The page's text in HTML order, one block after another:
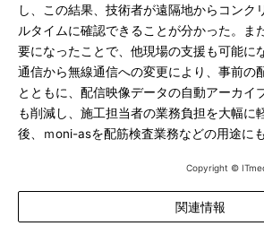
し、この結果、技術者が遠隔地からコンク
ルタイムに確認できることが分かった。ま
要になったことで、他現場の支援も可能に
通信から無線通信への変更により、事前の
とともに、配信映像データの自動アーカイ
も削減し、施工担当者の業務負担を大幅に
後、ｍoni-asを配筋検査業務などの用途に
Copyright ©
関連情報